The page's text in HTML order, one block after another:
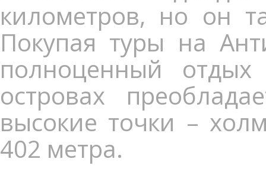
километров, но он
Покупая туры на
полноценный
островах
высокие точки –
402 метра.